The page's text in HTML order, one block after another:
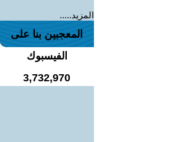
المزيد.....
المعجبين بنا على
الفيسبوك
3,732,970